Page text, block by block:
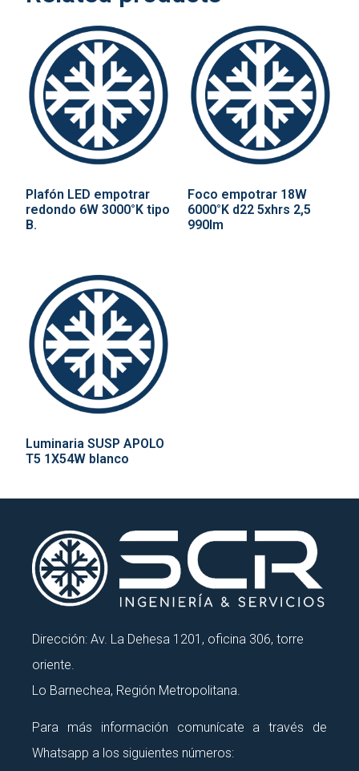
Plafón LED empotrar
redondo 6W 3000°K tipo
B.
Foco empotrar 18W
6000°K d22 5xhrs 2,5
990lm
Luminaria SUSP APOLO
T5 1X54W blanco
Dirección: Av. La Dehesa 1201, oficina 306, torre
oriente.
Lo Barnechea, Región Metropolitana.
Para más información comunícate a través de
Whatsapp a los siguientes números: